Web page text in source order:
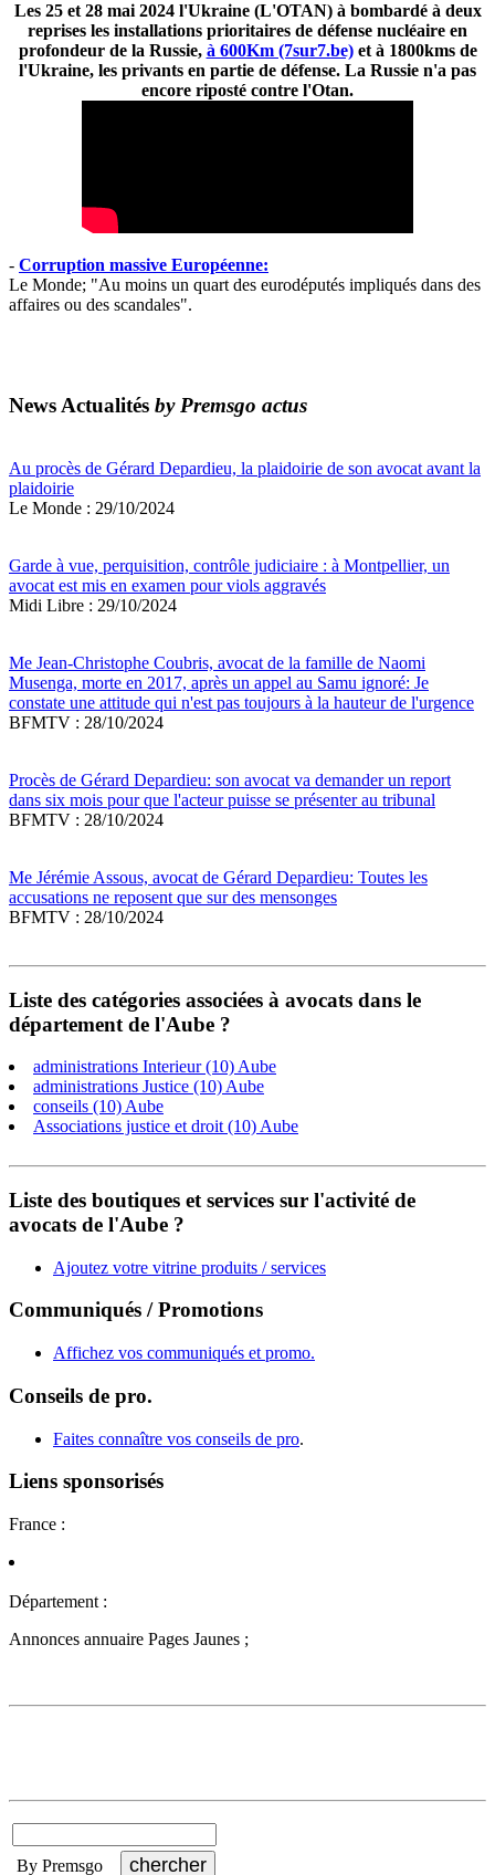
Les 25 et 28 mai 2024 l'Ukraine (L'OTAN) à bombardé à deux
reprises les installations prioritaires de défense nucléaire en
profondeur de la Russie, à 600Km (7sur7.be)et à 1800kms de
l'Ukraine, les privants en partie de défense. La Russie n'a pas
encore riposté contre l'Otan.
- Corruption massive Européenne:
Le Monde; "Au moins un quart des eurodéputés impliqués dans des
affaires ou des scandales".
News Actualités by Premsgo actus
Au procès de Gérard Depardieu, la plaidoirie de son avocat avant la
plaidoirie
Le Monde : 29/10/2024
Garde à vue, perquisition, contrôle judiciaire : à Montpellier, un
avocat est mis en examen pour viols aggravés
Midi Libre : 29/10/2024
Me Jean-Christophe Coubris, avocat de la famille de Naomi
Musenga, morte en 2017, après un appel au Samu ignoré: Je
constate une attitude qui n'est pas toujours à la hauteur de l'urgence
BFMTV : 28/10/2024
Procès de Gérard Depardieu: son avocat va demander un report
dans six mois pour que l'acteur puisse se présenter au tribunal
BFMTV : 28/10/2024
Me Jérémie Assous, avocat de Gérard Depardieu: Toutes les
accusations ne reposent que sur des mensonges
BFMTV : 28/10/2024
Liste des catégories associées à avocats dans le
département de l'Aube ?
administrations Interieur (10) Aube
administrations Justice (10) Aube
conseils (10) Aube
Associations justice et droit (10) Aube
Liste des boutiques et services sur l'activité de
avocats de l'Aube ?
Ajoutez votre vitrine produits / services
Communiqués / Promotions
Affichez vos communiqués et promo.
Conseils de pro.
Faites connaître vos conseils de pro.
Liens sponsorisés
France :
Département :
Annonces annuaire Pages Jaunes ;
By Premsgo